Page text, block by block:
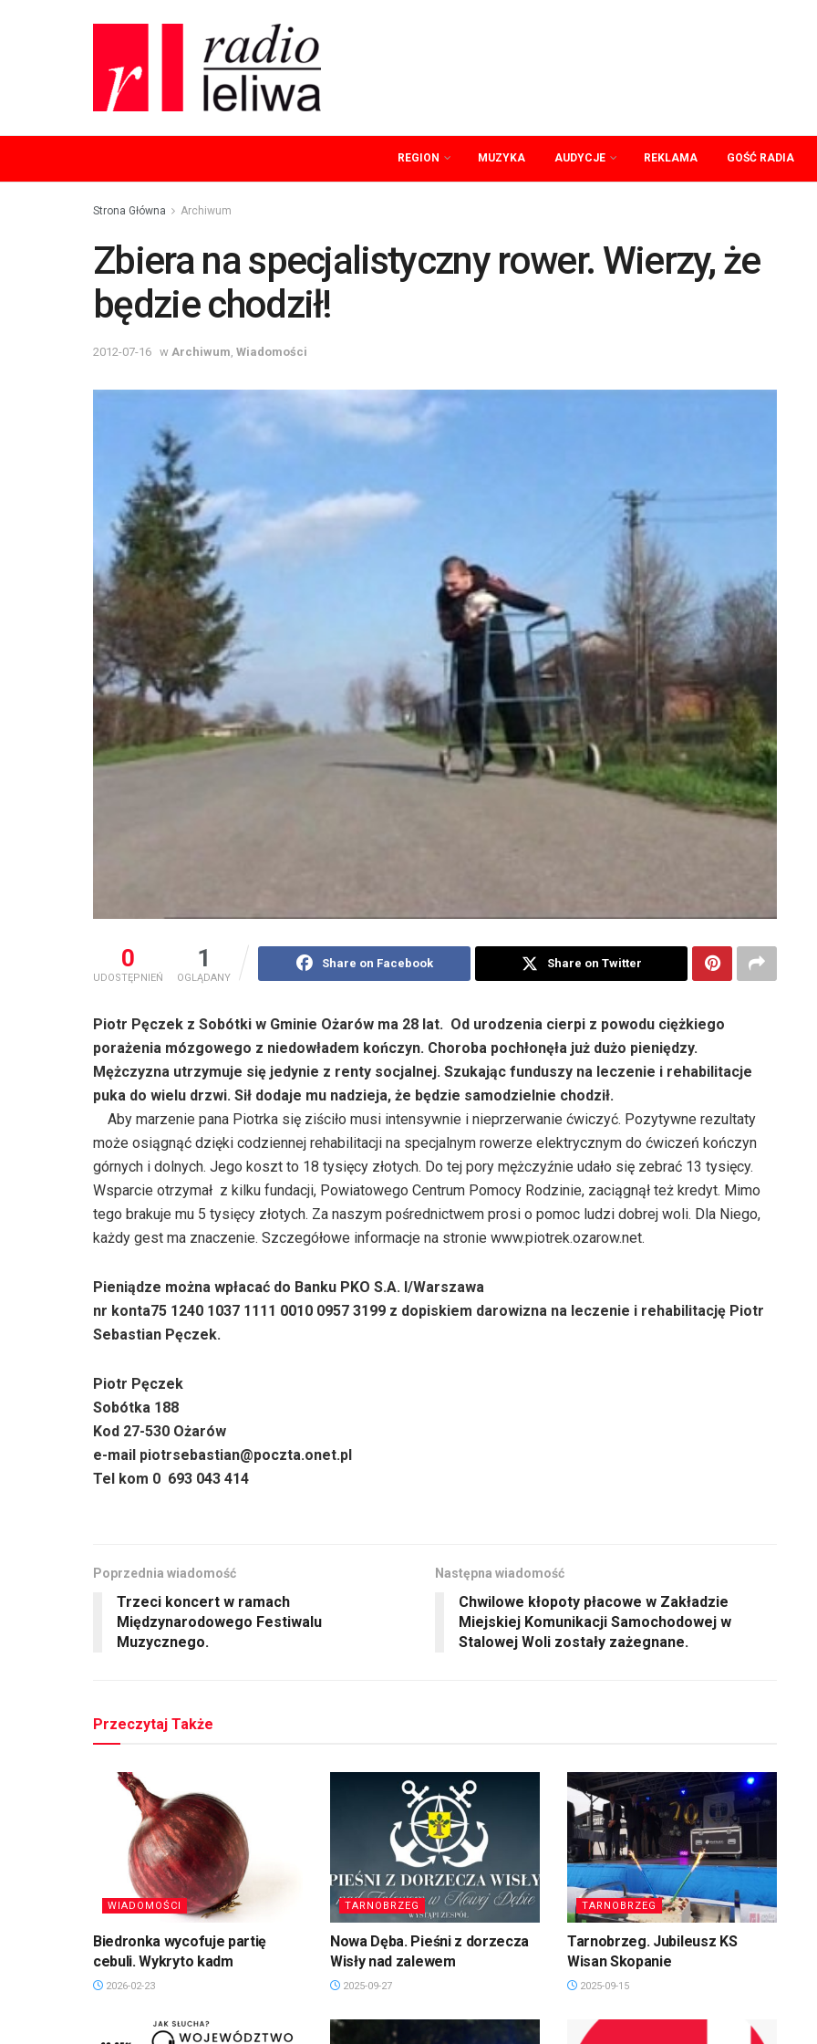
REGION MUZYKA AUDYCJE REKLAMA GOŚĆ RADIA
Strona Główna Archiwum
Zbiera na specjalistyczny rower. Wierzy, że
będzie chodził!
2012-07-16 w Archiwum Wiadomości
0
UDOSTĘPNIEŃ
1
OGLĄDANY
Share on Facebook Share on Twitter
Piotr Pęczek z Sobótki w Gminie Ożarów ma 28 lat. Od urodzenia cierpi z powodu ciężkiego
porażenia mózgowego z niedowładem kończyn. Choroba pochłonęła już dużo pieniędzy.
Mężczyzna utrzymuje się jedynie z renty socjalnej. Szukając funduszy na leczenie i rehabilitacje
puka do wielu drzwi. Sił dodaje mu nadzieja, że będzie samodzielnie chodził.
Aby marzenie pana Piotrka się ziściło musi intensywnie i nieprzerwanie ćwiczyć. Pozytywne rezultaty
może osiągnąć dzięki codziennej rehabilitacji na specjalnym rowerze elektrycznym do ćwiczeń kończyn
górnych i dolnych. Jego koszt to 18 tysięcy złotych. Do tej pory mężczyźnie udało się zebrać 13 tysięcy.
Wsparcie otrzymał z kilku fundacji, Powiatowego Centrum Pomocy Rodzinie, zaciągnął też kredyt. Mimo
tego brakuje mu 5 tysięcy złotych. Za naszym pośrednictwem prosi o pomoc ludzi dobrej woli. Dla Niego,
każdy gest ma znaczenie. Szczegółowe informacje na stronie www.piotrek.ozarow.net.
Pieniądze można wpłacać do Banku PKO S.A. I/Warszawa
nr konta75 1240 1037 1111 0010 0957 3199 z dopiskiem darowizna na leczenie i rehabilitację Piotr
Sebastian Pęczek.
Piotr Pęczek
Sobótka 188
Kod 27-530 Ożarów
e-mail piotrsebastian@poczta.onet.pl
Tel kom 0 693 043 414
Poprzednia wiadomość
Trzeci koncert w ramach
Międzynarodowego Festiwalu
Muzycznego.
Następna wiadomość
Chwilowe kłopoty płacowe w Zakładzie
Miejskiej Komunikacji Samochodowej w
Stalowej Woli zostały zażegnane.
Przeczytaj Także
WIADOMOŚCI
Biedronka wycofuje partię
cebuli. Wykryto kadm
2026-02-23
TARNOBRZEG
Nowa Dęba. Pieśni z dorzecza
Wisły nad zalewem
2025-09-27
TARNOBRZEG
Tarnobrzeg. Jubileusz KS
Wisan Skopanie
2025-09-15